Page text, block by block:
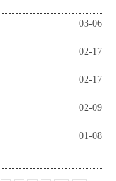
03-06
02-17
02-17
02-09
01-08